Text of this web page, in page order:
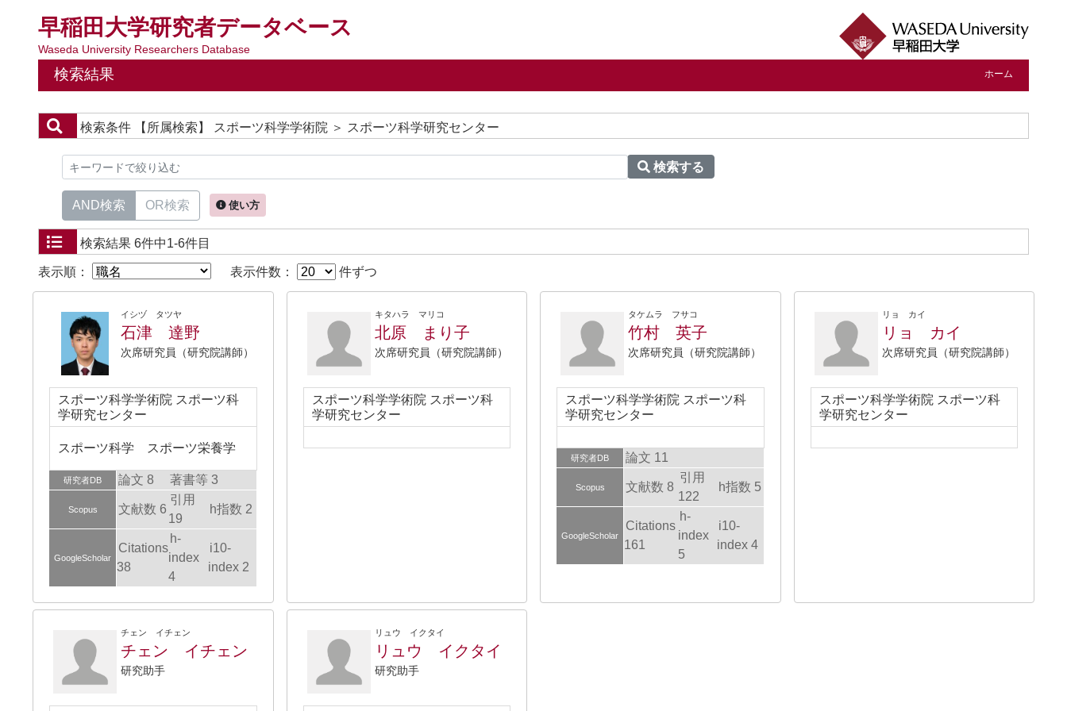
早稲田大学研究者データベース
Waseda University Researchers Database
検索結果 ホーム
検索条件 【所属検索】 スポーツ科学学術院 ＞ スポーツ科学研究センター
検索する
AND検索 OR検索 使い方
検索結果 6件中1-6件目
表示順： 表示件数： 件ずつ
イシヅ タツヤ
石津 達野
次席研究員（研究院講師）
スポーツ科学学術院 スポーツ科
学研究センター
スポーツ科学 スポーツ栄養学
研究者DB 論文 8 著書等 3
Scopus 文献数 6
引用
19
h指数 2
GoogleScholar
Citations
38
h-
index
4
i10-
index 2
キタハラ マリコ
北原 まり子
次席研究員（研究院講師）
スポーツ科学学術院 スポーツ科
学研究センター
タケムラ フサコ
竹村 英子
次席研究員（研究院講師）
スポーツ科学学術院 スポーツ科
学研究センター
研究者DB 論文 11
Scopus 文献数 8
引用
122
h指数 5
GoogleScholar
Citations
161
h-
index
5
i10-
index 4
リョ カイ
リョ カイ
次席研究員（研究院講師）
スポーツ科学学術院 スポーツ科
学研究センター
チェン イチェン
チェン イチェン
研究助手
リュウ イクタイ
リュウ イクタイ
研究助手